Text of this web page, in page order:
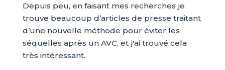
Depuis peu, en faisant mes recherches je
trouve beaucoup d’articles de presse traitant
d’une nouvelle méthode pour éviter les
séquelles après un AVC, et j'ai trouvé cela
très intéressant.